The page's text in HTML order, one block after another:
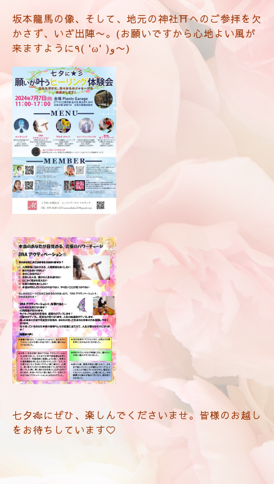
坂本龍馬の像、そして、地元の神社⛩️へのご参拝を欠
かさず、いざ出陣〜。(お願いですから心地よい風が
来ますように٩( 'ω' )و〜)
七夕🎋にぜひ、楽しんでくださいませ。皆様のお越し
をお待ちしています♡